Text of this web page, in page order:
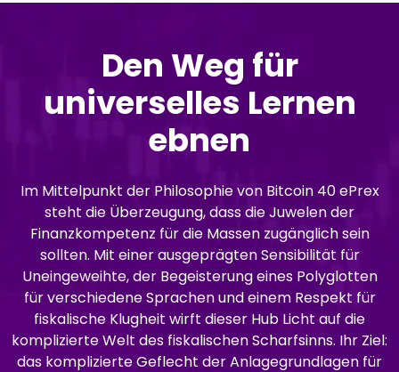
Den Weg für
universelles Lernen
ebnen
Im Mittelpunkt der Philosophie von Bitcoin 40 ePrex
steht die Überzeugung, dass die Juwelen der
Finanzkompetenz für die Massen zugänglich sein
sollten. Mit einer ausgeprägten Sensibilität für
Uneingeweihte, der Begeisterung eines Polyglotten
für verschiedene Sprachen und einem Respekt für
fiskalische Klugheit wirft dieser Hub Licht auf die
komplizierte Welt des fiskalischen Scharfsinns. Ihr Ziel:
das komplizierte Geflecht der Anlagegrundlagen für